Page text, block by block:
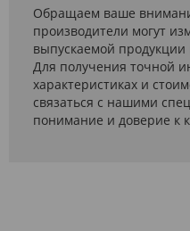
Обращаем ваше
производители могут
выпускаемой
Для получения точной
характеристиках и
связаться с нашими
понимание и доверие к